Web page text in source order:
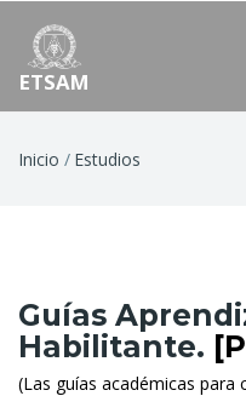
ETSAM
Ruta
Inicio Estudios
Guías
Habilitante.
(Las guías académicas para